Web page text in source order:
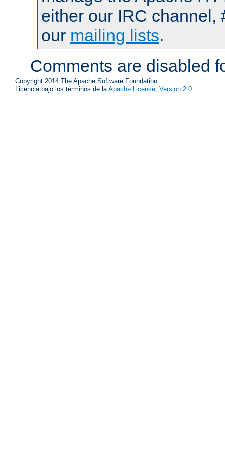
either our IRC channel,
our mailing lists.
Comments are disabled
Copyright 2014 The Apache Software Foundation.
Licencia bajo los términos de laApache License, Version 2.0.